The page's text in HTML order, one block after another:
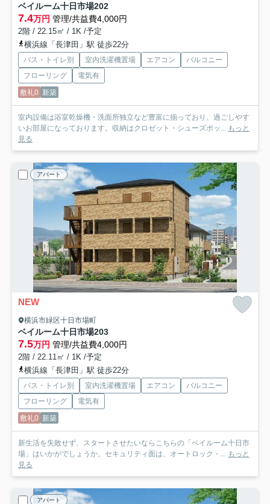
ベイルーム十日市場202
7.4万円 管理/共益費4,000円
2階 / 22.15㎡ / 1K /予定
横浜線「長津田」駅 徒歩22分
バス・トイレ別 室内洗濯機置場 エアコン
バルコニー
フローリング
電気有
敷礼0 新築
室内設備は浴室乾燥機・洗面所独立など豊富に揃っており、過ごしやす
いお部屋になっております。収納はクロゼット・シューズボッ...
もっと
見る
アパート
NEW
横浜市緑区十日市場町
ベイルーム十日市場203
7.5万円 管理/共益費4,000円
2階 / 22.11㎡ / 1K /予定
横浜線「長津田」駅 徒歩22分
バス・トイレ別 室内洗濯機置場 エアコン
バルコニー
フローリング
電気有
敷礼0 新築
新生活を失敗せず、スタートさせたいならこちらの「ベイルーム十日市
場」はいかがでしょうか。セキュリティ面は、オートロック・...
もっと
見る
アパート